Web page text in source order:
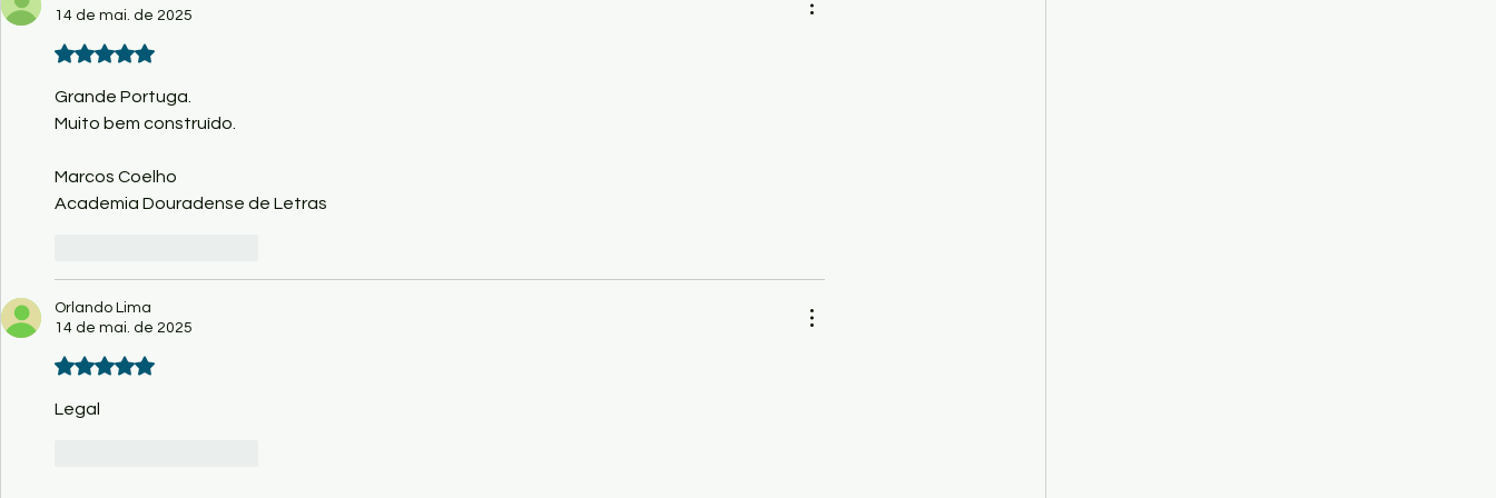
14 de mai. de 2025
Avaliado com 5 de 5 estrelas.
Grande Portuga.
Muito bem construído.
Marcos Coelho
Academia Douradense de Letras
Orlando Lima
14 de mai. de 2025
Avaliado com 5 de 5 estrelas.
Legal